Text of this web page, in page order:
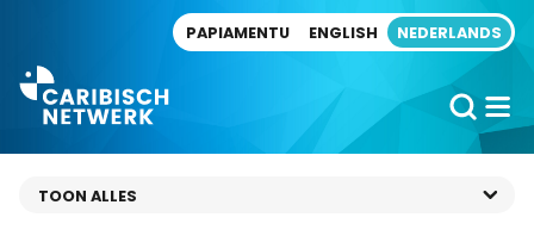
PAPIAMENTU ENGLISH NEDERLANDS